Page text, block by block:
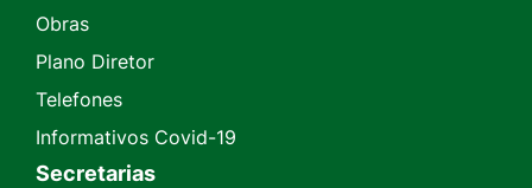
Obras
Plano Diretor
Telefones
Informativos Covid-19
Secretarias